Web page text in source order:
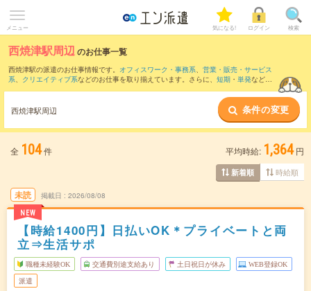
メニュー 気になる! ログイン 検索
西焼津駅周辺のお仕事一覧
西焼津駅の派遣のお仕事情報です。 オフィスワーク・事務系、 営業・販売・サービス
系、 クリエイティブ系などのお仕事を取り揃えています。さらに、 短期 ・ 単発などの
また、藤枝駅・
など近隣駅のお仕事もご確
認いただけます。
西焼津駅周辺 条件の変更
全 104件 平均時給: 1,364 円
新着順 時給順
未読
NEW
掲載日 2026/08/08
【時給1400円】日払いOK＊プライベートと両
立⇒生活サポ
職種未経験OK 交通費別途支給あり 土日祝日が休み WEB登録OK
派遣